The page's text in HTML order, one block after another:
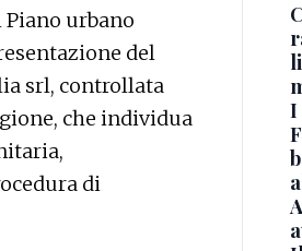
Piano urbano
del
srl, controllata
che individua
di
I